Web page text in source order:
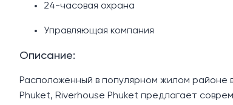
24-часовая охрана
Управляющая компания
Описание:
Расположенный в популярном жилом районе
Phuket, Riverhouse Phuket предлагает